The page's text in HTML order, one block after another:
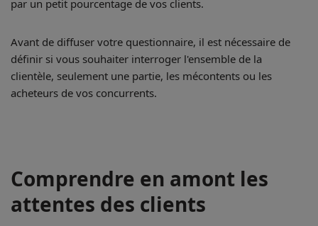
par un petit pourcentage de vos clients.
Avant de diffuser votre questionnaire, il est nécessaire de
définir si vous souhaiter interroger l'ensemble de la
clientèle, seulement une partie, les mécontents ou les
acheteurs de vos concurrents.
Comprendre en amont les
attentes des clients